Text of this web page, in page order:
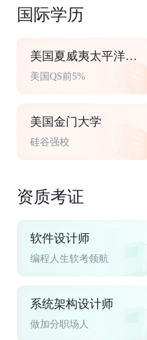
国际学历
美国夏威夷太平洋大学
美国QS前5%
美国金门大学
硅谷强校
资质考证
软件设计师
编程人生软考领航
系统架构设计师
做加分职场人